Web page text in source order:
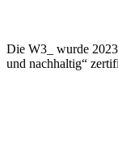
Die W3_ wurde
und nachhaltig“